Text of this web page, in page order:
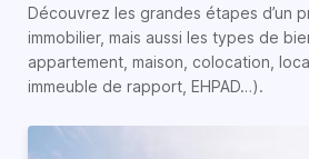
Découvrez les grandes étapes d’un
immobilier, mais aussi les types de
appartement, maison, colocation,
immeuble de rapport, EHPAD…).